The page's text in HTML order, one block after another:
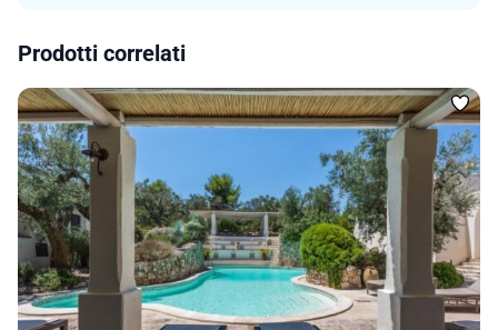
Prodotti correlati